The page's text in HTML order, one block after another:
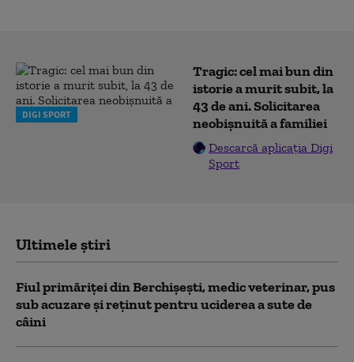
DIGI SPORT
Tragic: cel mai bun din
istorie a murit subit, la
43 de ani. Solicitarea
neobișnuită a familiei
Descarcă aplicația Digi
Sport
Ultimele știri
Fiul primăriţei din Berchişeşti, medic veterinar, pus
sub acuzare şi reţinut pentru uciderea a sute de
câini